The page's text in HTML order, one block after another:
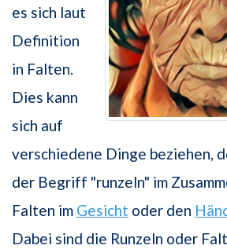
es sich laut
Definition
in Falten.
Dies kann
sich auf
verschiedene Dinge beziehen,
der Begriff "runzeln" im
Falten im Gesicht oder den
Dabei sind die Runzeln oder